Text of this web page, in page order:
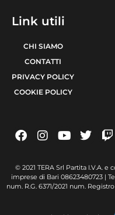
Link utili
CHI SIAMO
CONTATTI
PRIVACY POLICY
COOKIE POLICY
© 2021 TERA Srl Partita I.V.A.
imprese di Bari 08623480723 |
num. R.G. 6371/2021 num.